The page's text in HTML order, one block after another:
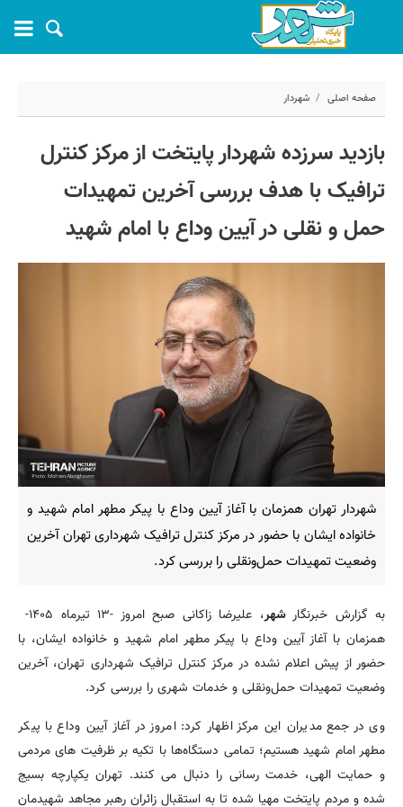
صفحه اصلی شهردار
کد مطلب: 82800
بازدید سرزده شهردار پایتخت از مرکز کنترل
ترافیک با هدف بررسی آخرین تمهیدات
حمل و نقلی در آیین وداع با امام شهید
شهردار تهران همزمان با آغاز آیین وداع با پیکر مطهر امام شهید و
خانواده ایشان با حضور در مرکز کنترل ترافیک شهرداری تهران آخرین
وضعیت تمهیدات حمل‌ونقلی را بررسی کرد.
به گزارش خبرنگارشهر
، علیرضا زاکانی صبح امروز -۱۳ تیرماه ۱۴۰۵-
همزمان با آغاز آیین وداع با پیکر مطهر امام شهید و خانواده ایشان، با
حضور از پیش اعلام نشده در مرکز کنترل ترافیک شهرداری تهران، آخرین
وضعیت تمهیدات حمل‌ونقلی و خدمات شهری را بررسی کرد.
وی در جمع مدیران این مرکز اظهار کرد: امروز در آغاز آیین وداع با پیکر
مطهر امام شهید هستیم؛ تمامی دستگاه‌ها با تکیه بر ظرفیت های مردمی
و حمایت الهی، خدمت رسانی را دنبال می کنند. تهران یکپارچه بسیج
شده و مردم پایتخت مهیا شده تا به استقبال زائران رهبر مجاهد شهیدمان